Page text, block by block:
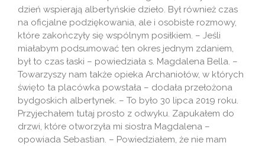
dzień wspierają albertyńskie dzieło. Był również czas
na oficjalne podziękowania, ale i osobiste rozmowy,
które zakończyły się wspólnym posiłkiem. – Jeśli
miałabym podsumować ten okres jednym zdaniem,
był to czas łaski – powiedziała s. Magdalena Bella. –
Towarzyszy nam także opieka Archaniołów, w których
święto ta placówka powstała – dodała przełożona
bydgoskich albertynek. – To było 30 lipca 2019 roku.
Przyjechałem tutaj prosto z odwyku. Zapukałem do
drzwi, które otworzyła mi siostra Magdalena –
opowiada Sebastian. – Powiedziałem, że nie mam